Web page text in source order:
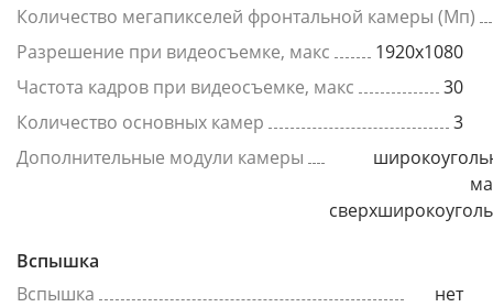
Количество мегапикселей фронтальной камеры (Мп)
Разрешение при видеосъемке, макс
1920x1080
Частота кадров при видеосъемке, макс
30
Количество основных камер
3
Дополнительные модули камеры
Вспышка
Вспышка
нет